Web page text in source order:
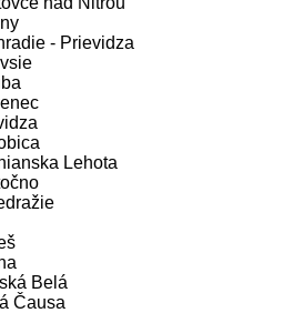
- Prievidza
Lehota
Belá
Čausa